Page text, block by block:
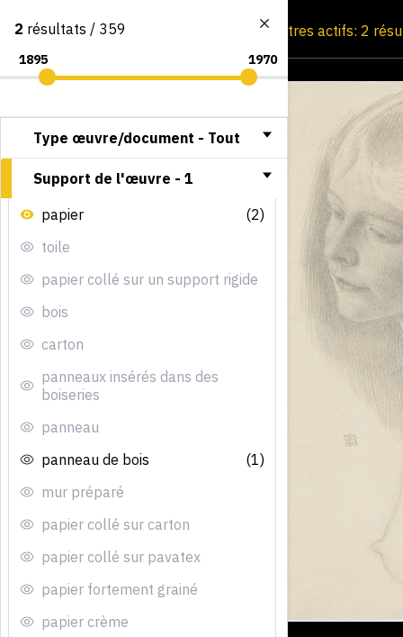
Consultation par image Filtres actifs: 2
2 résultats / 359
Type œuvre/document - Tout
Support de l'œuvre - 1
papier
(2)
toile
papier collé sur un support rigide
bois
carton
panneaux insérés dans des
boiseries
panneau
panneau de bois
(1)
mur préparé
papier collé sur carton
papier collé sur pavatex
papier fortement grainé
papier crème